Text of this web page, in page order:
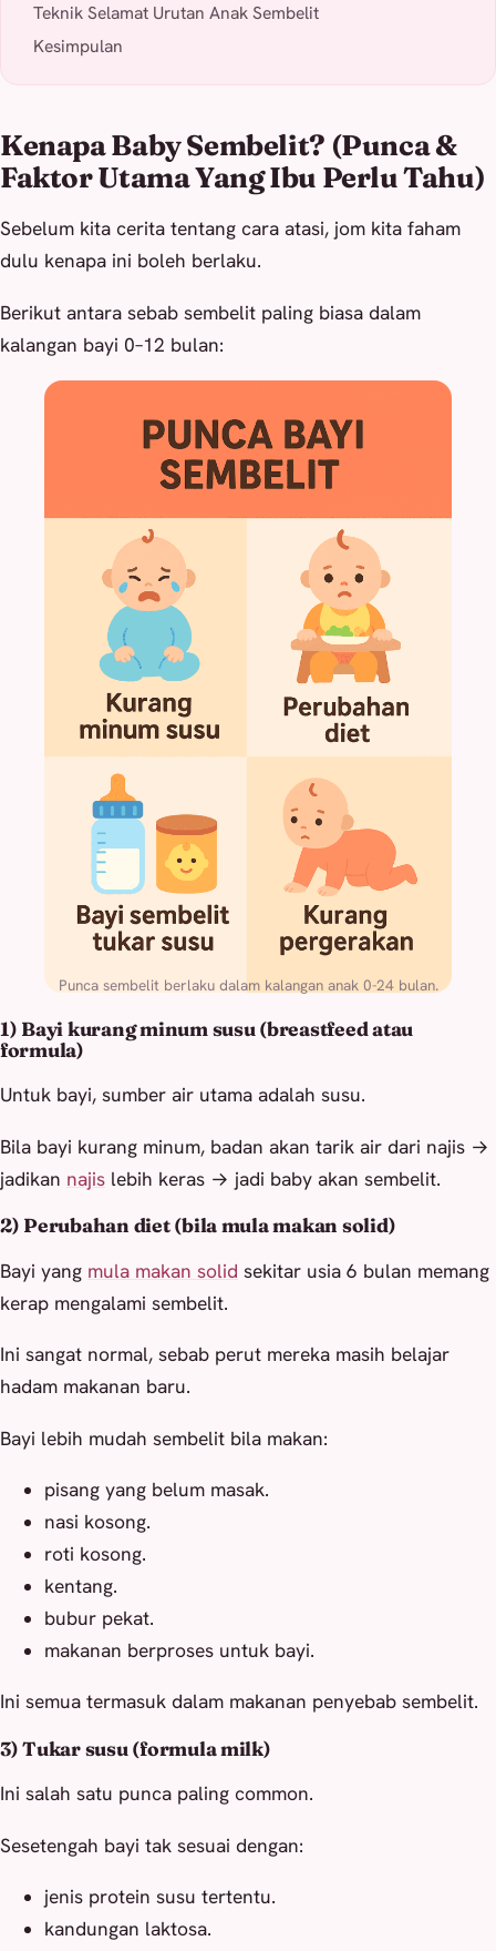
Teknik Selamat Urutan Anak Sembelit
Kesimpulan
Kenapa Baby Sembelit? (Punca &
Faktor Utama Yang Ibu Perlu Tahu)
Sebelum kita cerita tentang cara atasi, jom kita faham
dulu kenapa ini boleh berlaku.
Berikut antara sebab sembelit paling biasa dalam
kalangan bayi 0–12 bulan:
Punca sembelit berlaku dalam kalangan anak 0-24 bulan.
1) Bayi kurang minum susu (breastfeed atau
formula)
Untuk bayi, sumber air utama adalah susu.
Bila bayi kurang minum, badan akan tarik air dari najis →
jadikan najis lebih keras → jadi baby akan sembelit.
2) Perubahan diet (bila mula makan solid)
Bayi yang mula makan solid sekitar usia 6 bulan memang
kerap mengalami sembelit.
Ini sangat normal, sebab perut mereka masih belajar
hadam makanan baru.
Bayi lebih mudah sembelit bila makan:
pisang yang belum masak.
nasi kosong.
roti kosong.
kentang.
bubur pekat.
makanan berproses untuk bayi.
Ini semua termasuk dalam makanan penyebab sembelit.
3) Tukar susu (formula milk)
Ini salah satu punca paling common.
Sesetengah bayi tak sesuai dengan:
jenis protein susu tertentu.
kandungan laktosa.